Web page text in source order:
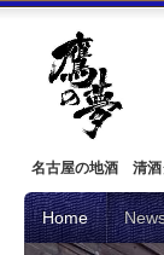
名古屋の地酒 清
Home